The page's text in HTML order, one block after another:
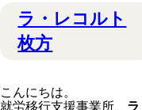
ラ・レコルト
枚方
こんにちは。
就労移行支援事業所、